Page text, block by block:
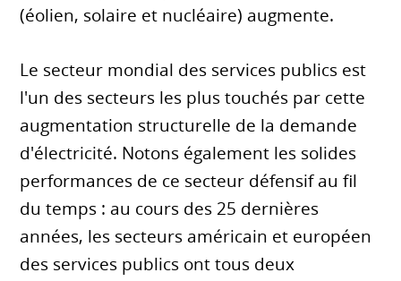
(éolien, solaire et nucléaire) augmente.
Le secteur mondial des services publics est
l'un des secteurs les plus touchés par cette
augmentation structurelle de la demande
d'électricité. Notons également les solides
performances de ce secteur défensif au fil
du temps : au cours des 25 dernières
années, les secteurs américain et européen
des services publics ont tous deux